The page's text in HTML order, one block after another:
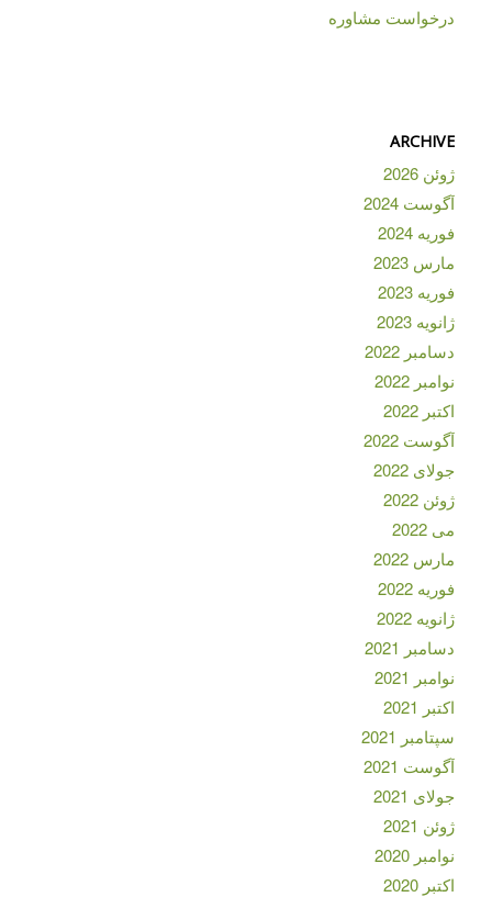
درخواست مشاوره
ARCHIVE
ژوئن 2026
آگوست 2024
فوریه 2024
مارس 2023
فوریه 2023
ژانویه 2023
دسامبر 2022
نوامبر 2022
اکتبر 2022
آگوست 2022
جولای 2022
ژوئن 2022
می 2022
مارس 2022
فوریه 2022
ژانویه 2022
دسامبر 2021
نوامبر 2021
اکتبر 2021
سپتامبر 2021
آگوست 2021
جولای 2021
ژوئن 2021
نوامبر 2020
اکتبر 2020